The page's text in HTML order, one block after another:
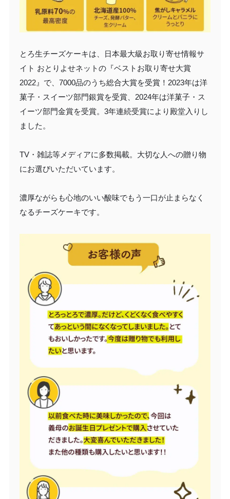
とろ生チーズケーキは、日本最大級お取り寄せ情報サ
イト おとりよせネットの『ベストお取り寄せ大賞
2022』で、7000品のうち総合大賞を受賞！2023年は洋
菓子・スイーツ部門銀賞を受賞、2024年は洋菓子・ス
イーツ部門金賞を受賞。3年連続受賞により殿堂入りし
ました。
TV・雑誌等メディアに多数掲載。大切な人への贈り物
にお選びいただいています。
濃厚ながらも心地のいい酸味でもう一口が止まらなく
なるチーズケーキです。